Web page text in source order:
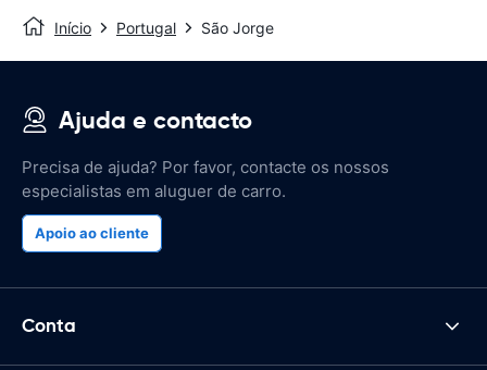
Início Portugal São Jorge
Ajuda e contacto
Precisa de ajuda? Por favor, contacte os nossos
especialistas em aluguer de carro.
Apoio ao cliente
Conta